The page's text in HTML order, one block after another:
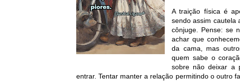
A traição física é
sendo assim cautela
cônjuge. Pense: se
achar que
da cama, mas
quem sabe o
sobre não deixar a
entrar. Tentar manter a relação permitindo o outro